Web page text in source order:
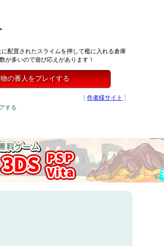
配置されたスライムを押して檻に入れる倉庫
が多いので遊び応えがあります！
の番人をプレイする
[ 作者様サイト ]
する